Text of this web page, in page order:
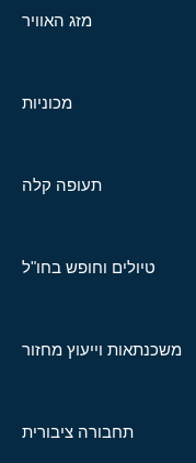
מזג האוויר
מכוניות
תעופה קלה
טיולים וחופש בחו"ל
משכנתאות וייעוץ מחזור
תחבורה ציבורית